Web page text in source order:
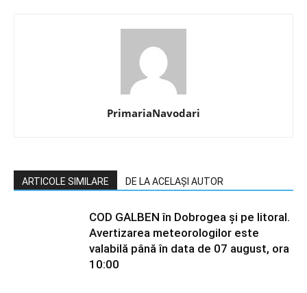
PrimariaNavodari
ARTICOLE SIMILARE DE LA ACELAȘI AUTOR
COD GALBEN în Dobrogea și pe litoral.
Avertizarea meteorologilor este
valabilă până în data de 07 august, ora
10:00